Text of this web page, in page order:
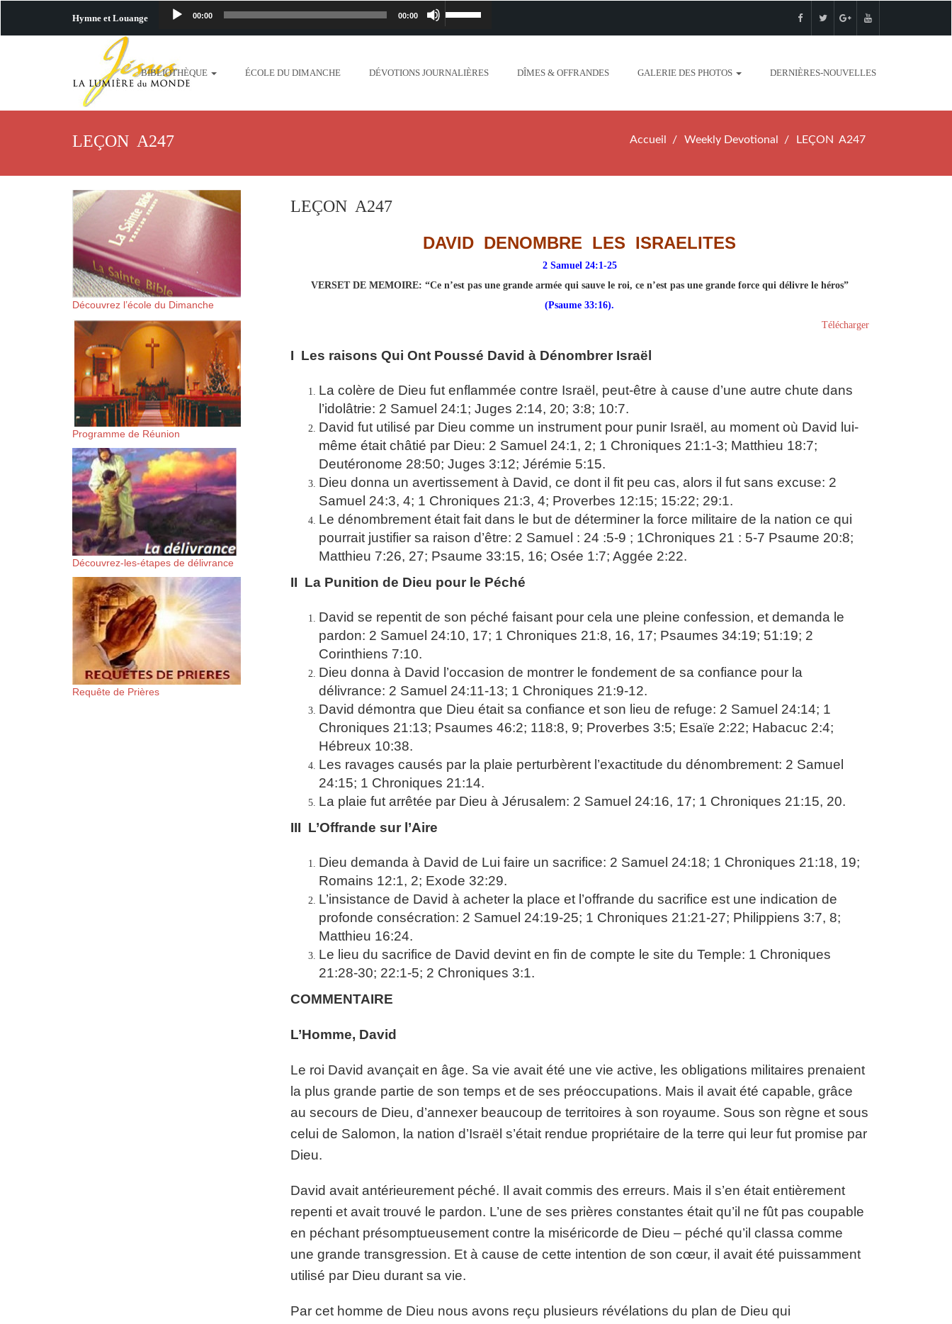
Hymne et Louange Lecteur
00:00 00:00 Utilisez
plus-pres-de-toi.mp3 http://www.lafoiapostolique.org/wp-
http://www.lafoiapostolique.org/wp-content/uploads/2018/06/Dieu-tout-puissant.mp3
http://www.lafoiapostolique.org/wp-content/uploads/2018/06/Cantique-tel-que-je-
suis-sans-rien-a-moi.mp3 http://www.lafoiapostolique.org/wp-
content/uploads/2018/06/Es-tu-lasse-rempli-de-tritesse.mp3
BIBLIOTHÈQUE ÉCOLE DU DIMANCHE DÉVOTIONS JOURNALIÈRES DÎMES & OFFRANDES GALERIE DES PHOTOS DERNIÈRES-NOUVELLES
LEÇON A247 Accueil Weekly Devotional LEÇON A247
Découvrez l’école du Dimanche
Programme de Réunion
Découvrez-les-étapes de délivrance
Requête de Prières
LEÇON A247
DAVID DENOMBRE LES ISRAELITES
2 Samuel 24:1-25
VERSET DE MEMOIRE: “Ce n’est pas une grande armée qui sauve le roi, ce n’est pas une grande force qui délivre le héros”
(Psaume 33:16).
Télécharger
I Les raisons Qui Ont Poussé David à Dénombrer Israël
La colère de Dieu fut enflammée contre Israël, peut-être à cause d’une autre chute dans
l’idolâtrie: 2 Samuel 24:1; Juges 2:14, 20; 3:8; 10:7.
David fut utilisé par Dieu comme un instrument pour punir Israël, au moment où David lui-
même était châtié par Dieu: 2 Samuel 24:1, 2; 1 Chroniques 21:1-3; Matthieu 18:7;
Deutéronome 28:50; Juges 3:12; Jérémie 5:15.
Dieu donna un avertissement à David, ce dont il fit peu cas, alors il fut sans excuse: 2
Samuel 24:3, 4; 1 Chroniques 21:3, 4; Proverbes 12:15; 15:22; 29:1.
Le dénombrement était fait dans le but de déterminer la force militaire de la nation ce qui
pourrait justifier sa raison d’être: 2 Samuel : 24 :5-9 ; 1Chroniques 21 : 5-7 Psaume 20:8;
Matthieu 7:26, 27; Psaume 33:15, 16; Osée 1:7; Aggée 2:22.
II La Punition de Dieu pour le Péché
David se repentit de son péché faisant pour cela une pleine confession, et demanda le
pardon: 2 Samuel 24:10, 17; 1 Chroniques 21:8, 16, 17; Psaumes 34:19; 51:19; 2
Corinthiens 7:10.
Dieu donna à David l’occasion de montrer le fondement de sa confiance pour la
délivrance: 2 Samuel 24:11-13; 1 Chroniques 21:9-12.
David démontra que Dieu était sa confiance et son lieu de refuge: 2 Samuel 24:14; 1
Chroniques 21:13; Psaumes 46:2; 118:8, 9; Proverbes 3:5; Esaïe 2:22; Habacuc 2:4;
Hébreux 10:38.
Les ravages causés par la plaie perturbèrent l’exactitude du dénombrement: 2 Samuel
24:15; 1 Chroniques 21:14.
La plaie fut arrêtée par Dieu à Jérusalem: 2 Samuel 24:16, 17; 1 Chroniques 21:15, 20.
III L’Offrande sur l’Aire
Dieu demanda à David de Lui faire un sacrifice: 2 Samuel 24:18; 1 Chroniques 21:18, 19;
Romains 12:1, 2; Exode 32:29.
L’insistance de David à acheter la place et l’offrande du sacrifice est une indication de
profonde consécration: 2 Samuel 24:19-25; 1 Chroniques 21:21-27; Philippiens 3:7, 8;
Matthieu 16:24.
Le lieu du sacrifice de David devint en fin de compte le site du Temple: 1 Chroniques
21:28-30; 22:1-5; 2 Chroniques 3:1.
COMMENTAIRE
L’Homme, David
Le roi David avançait en âge. Sa vie avait été une vie active, les obligations militaires prenaient
la plus grande partie de son temps et de ses préoccupations. Mais il avait été capable, grâce
au secours de Dieu, d’annexer beaucoup de territoires à son royaume. Sous son règne et sous
celui de Salomon, la nation d’Israël s’était rendue propriétaire de la terre qui leur fut promise par
Dieu.
David avait antérieurement péché. Il avait commis des erreurs. Mais il s’en était entièrement
repenti et avait trouvé le pardon. L’une de ses prières constantes était qu’il ne fût pas coupable
en péchant présomptueusement contre la miséricorde de Dieu – péché qu’il classa comme
une grande transgression. Et à cause de cette intention de son cœur, il avait été puissamment
utilisé par Dieu durant sa vie.
Par cet homme de Dieu nous avons reçu plusieurs révélations du plan de Dieu qui